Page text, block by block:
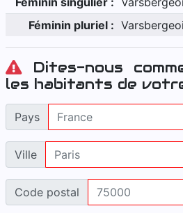
Féminin pluriel :
Dites-nous
les habitants de
Pays
Ville
Code postal